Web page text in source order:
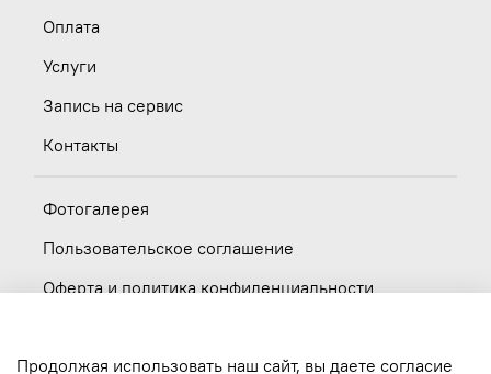
Оплата
Услуги
Запись на сервис
Контакты
Фотогалерея
Пользовательское соглашение
Оферта и политика конфиденциальности
Продолжая использовать наш сайт, вы даете согласие